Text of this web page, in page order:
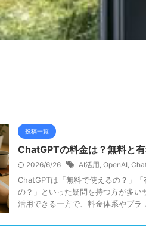
投稿一覧
ChatGPTの料金は？無料と
2026/6/26 AI活用, OpenAI,
ChatGPTは「無料で使えるの？」
の？」といった疑問を持つ方が多い
活用できる一方で、料金体系やプラ